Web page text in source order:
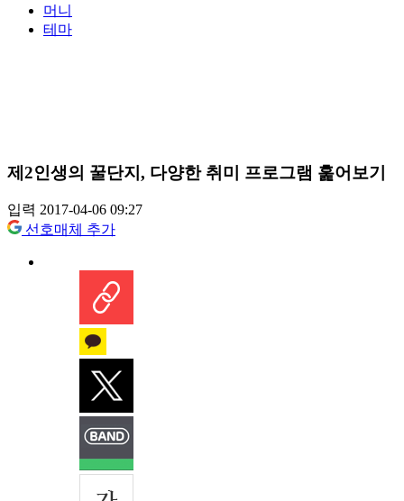
머니
테마
제2인생의 꿀단지, 다양한 취미 프로그램 훑어보기
입력 2017-04-06 09:27
선호매체 추가